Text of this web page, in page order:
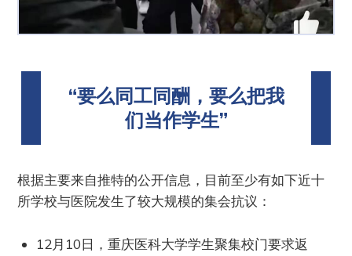
“要么同工同酬，要么把我
们当作学生”
根据主要来自推特的公开信息，目前至少有如下近十
所学校与医院发生了较大规模的集会抗议：
12月10日，重庆医科大学学生聚集校门要求返